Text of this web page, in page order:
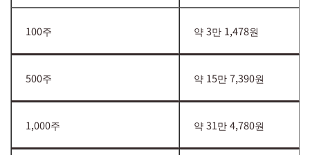
100주 약 3만 1,478원
500주 약 15만 7,390원
1,000주 약 31만 4,780원